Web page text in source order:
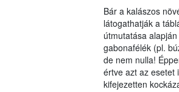
Bár a kalászos
látogathatják a
útmutatása
gabonafélék (pl.
de nem nulla!
értve azt az esetet
kifejezetten